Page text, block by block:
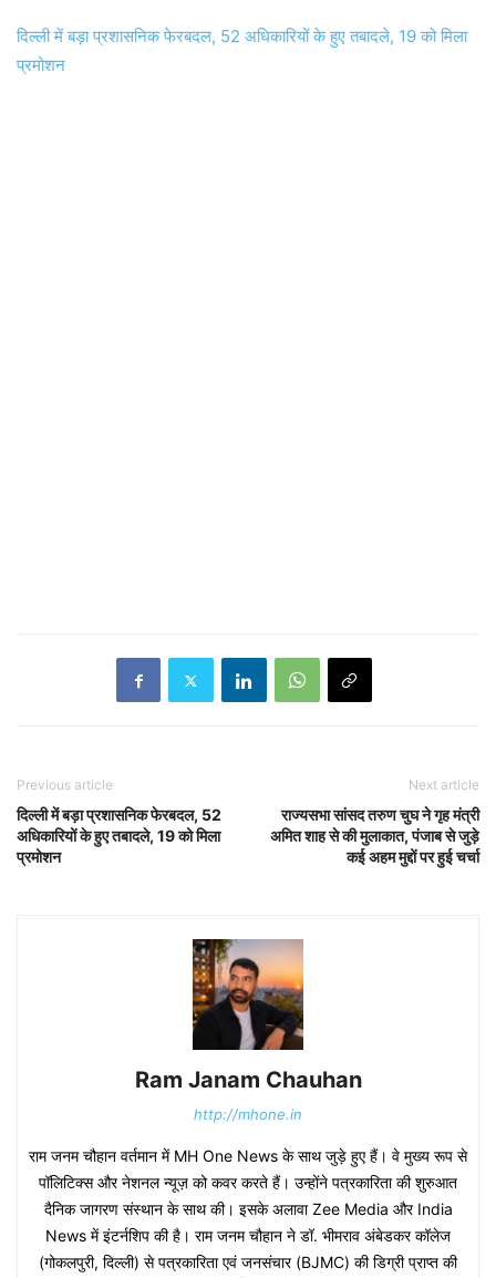
दिल्ली में बड़ा प्रशासनिक फेरबदल, 52 अधिकारियों के हुए तबादले, 19 को मिला
प्रमोशन
Previous article
दिल्ली में बड़ा प्रशासनिक फेरबदल, 52
अधिकारियों के हुए तबादले, 19 को मिला
प्रमोशन
Next article
राज्यसभा सांसद तरुण चुघ ने गृह मंत्री
अमित शाह से की मुलाकात, पंजाब से जुड़े
कई अहम मुद्दों पर हुई चर्चा
Ram Janam Chauhan
http://mhone.in
राम जनम चौहान वर्तमान में MH One News के साथ जुड़े हुए हैं। वे मुख्य रूप से
पॉलिटिक्स और नेशनल न्यूज़ को कवर करते हैं। उन्होंने पत्रकारिता की शुरुआत
दैनिक जागरण संस्थान के साथ की। इसके अलावा Zee Media और India
News में इंटर्नशिप की है। राम जनम चौहान ने डॉ. भीमराव अंबेडकर कॉलेज
(गोकलपुरी, दिल्ली) से पत्रकारिता एवं जनसंचार (BJMC) की डिग्री प्राप्त की